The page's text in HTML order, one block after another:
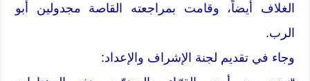
الغلاف أيضاً، وقامت بمراجعته القاصة مجدولين أبو
الرب.
وجاء في تقديم لجنة الإشراف والإعداد: